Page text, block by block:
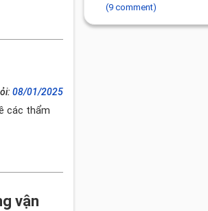
08/01/2025
các thẩm
vận
(9 comment)